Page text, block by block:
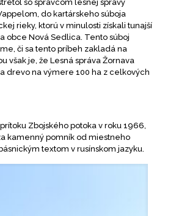
so správcom lesnej správy
do kartárskeho súboja
rieky, ktorú v minulosti získali tunajší
obce Nová Sedlica. Tento súboj
či sa tento príbeh zakladá na
však je, že Lesná správa Žornava
drevo na výmere 100 ha z celkových
Zbojského potoka v roku 1966,
kamenný pomník od miestneho
textom v rusínskom jazyku.